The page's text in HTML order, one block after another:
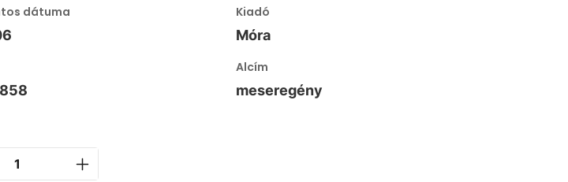
dátuma Kiadó
Móra
Alcím
meseregény